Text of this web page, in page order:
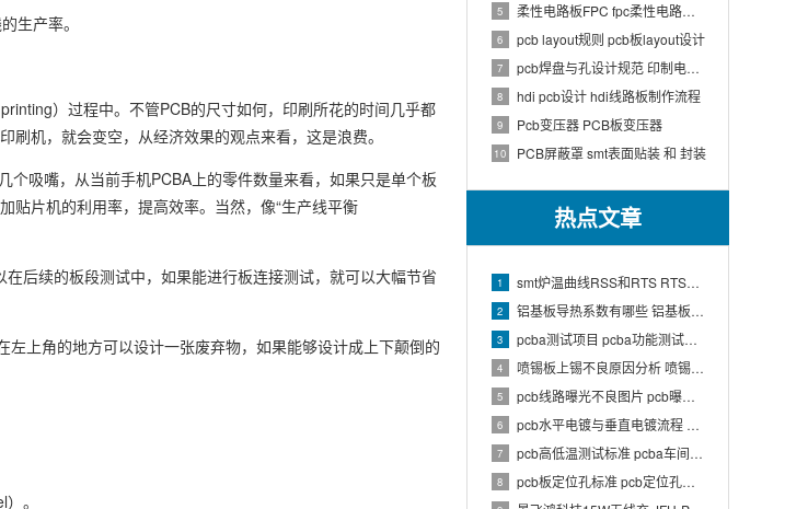
5 柔性电路板FPC fpc柔性电路板生产流程介绍
6 pcb layout规则 pcb板layout设计
7 pcb焊盘与孔设计规范 印制电路板上焊盘的大小及引线的孔径如何确定
8 hdi pcb设计 hdi线路板制作流程
9 Pcb变压器 PCB板变压器
10 PCB屏蔽罩 smt表面贴装 和 封装
热点文章
1 smt炉温曲线RSS和RTS RTS炉温曲线
2 铝基板导热系数有哪些 铝基板的导热系数和热阻
3 pcba测试项目 pcba功能测试有哪些项
4 喷锡板上锡不良原因分析 喷锡板不上锡处理
5 pcb线路曝光不良图片 pcb曝光工艺原理
6 pcb水平电镀与垂直电镀流程 pcb电镀工艺介绍
7 pcb高低温测试标准 pcba车间温湿度要求
8 pcb板定位孔标准 pcb定位孔和定位柱要求
生产率。
）过程中。不管PCB的尺寸如何，印刷所花的时间几乎都
机，就会变空，从经济效果的观点来看，这是浪费。
吸嘴，从当前手机PCBA上的零件数量来看，如果只是单个板
贴片机的利用率，提高效率。当然，像“生产线平衡
后续的板段测试中，如果能进行板连接测试，就可以大幅节省
上角的地方可以设计一张废弃物，如果能够设计成上下颠倒的
。